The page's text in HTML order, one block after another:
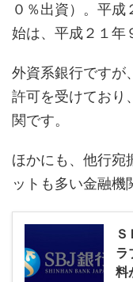
０％出資）。平成
始は、平成２１年
外資系銀行ですが
許可を受けており
関です。
ほかにも、他行宛
ットも多い金融機
ラ
料